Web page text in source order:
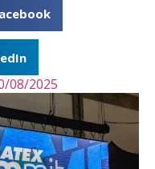
08/2025